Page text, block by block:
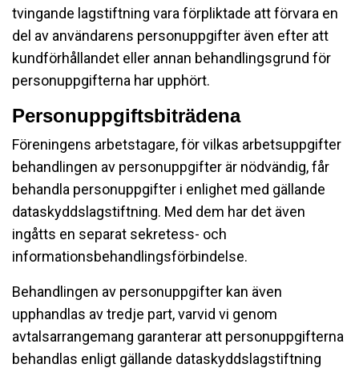
tvingande lagstiftning vara förpliktade att förvara en
del av användarens personuppgifter även efter att
kundförhållandet eller annan behandlingsgrund för
personuppgifterna har upphört.
Personuppgiftsbiträdena
Föreningens arbetstagare, för vilkas arbetsuppgifter
behandlingen av personuppgifter är nödvändig, får
behandla personuppgifter i enlighet med gällande
dataskyddslagstiftning. Med dem har det även
ingåtts en separat sekretess- och
informationsbehandlingsförbindelse.
Behandlingen av personuppgifter kan även
upphandlas av tredje part, varvid vi genom
avtalsarrangemang garanterar att personuppgifterna
behandlas enligt gällande dataskyddslagstiftning